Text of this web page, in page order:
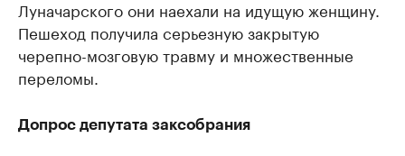
Луначарского они наехали на идущую женщину.
Пешеход получила серьезную закрытую
черепно-мозговую травму и множественные
переломы.
Допрос депутата заксобрания